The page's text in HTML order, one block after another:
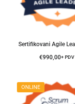
€990,00+ PDV
ONLINE